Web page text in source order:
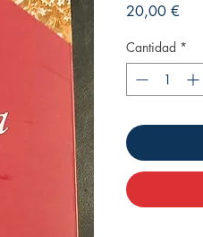
20,00 €
Cantidad *